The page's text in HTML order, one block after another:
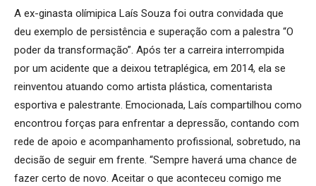
A ex-ginasta olímipica Laís Souza foi outra convidada que
deu exemplo de persistência e superação com a palestra “O
poder da transformação”. Após ter a carreira interrompida
por um acidente que a deixou tetraplégica, em 2014, ela se
reinventou atuando como artista plástica, comentarista
esportiva e palestrante. Emocionada, Laís compartilhou como
encontrou forças para enfrentar a depressão, contando com
rede de apoio e acompanhamento profissional, sobretudo, na
decisão de seguir em frente. “Sempre haverá uma chance de
fazer certo de novo. Aceitar o que aconteceu comigo me